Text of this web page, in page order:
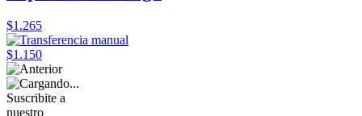
$1.265
$1.150
Suscribite a
nuestro